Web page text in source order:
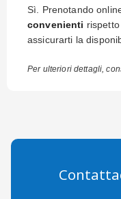
Sì. Prenotando
convenienti
assicurarti la
Per ulteriori dettagli,